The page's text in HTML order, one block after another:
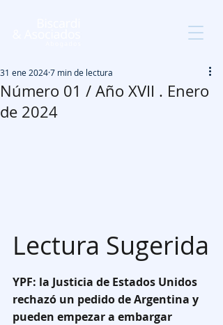
Número 01 / Año XVII . Enero
de 2024
31 ene 20247 min de lectura
Lectura Sugerida
YPF: la Justicia de Estados Unidos
rechazó un pedido de Argentina y
pueden empezar a embargar